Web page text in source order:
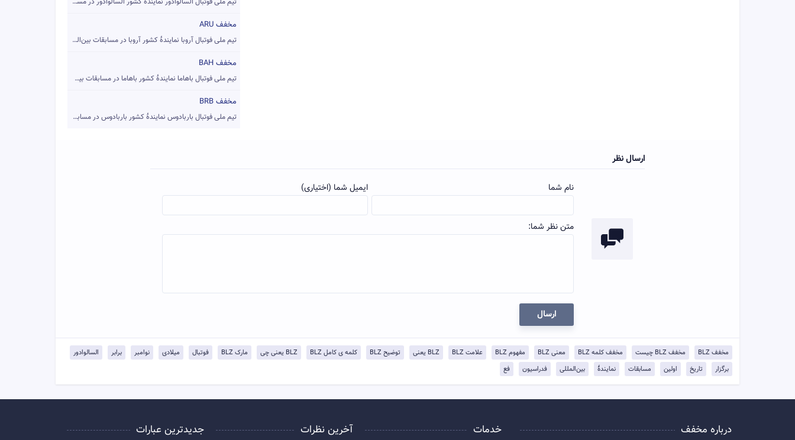
مخفف ARU
تیم ملی فوتبال آروبا نمایندهٔ کشور آروبا در مسابقات بین‌المل...
مخفف BAH
تیم ملی فوتبال باهاما نمایندهٔ کشور باهاما در مسابقات بین‌ال...
مخفف BRB
تیم ملی فوتبال باربادوس نمایندهٔ کشور باربادوس در مسابقات بی...
ارسال نظر
نام شما ایمیل شما (اختیاری)
متن نظر شما:
ارسال
مخفف BLZ مخفف BLZ چیست مخفف کلمه BLZ معنی BLZ مفهوم BLZ علامت BLZ BLZ یعنی توضيح BLZ کلمه ی کامل BLZ BLZ یعنی چی مارک BLZ فوتبال میلادی نوامبر برابر
السالوادور
برگزار
تاریخ اولین مسابقات نمایندهٔ بین‌المللی فدراسیون فع
درباره مخفف خدمات آخرین نظرات جدیدترین عبارات